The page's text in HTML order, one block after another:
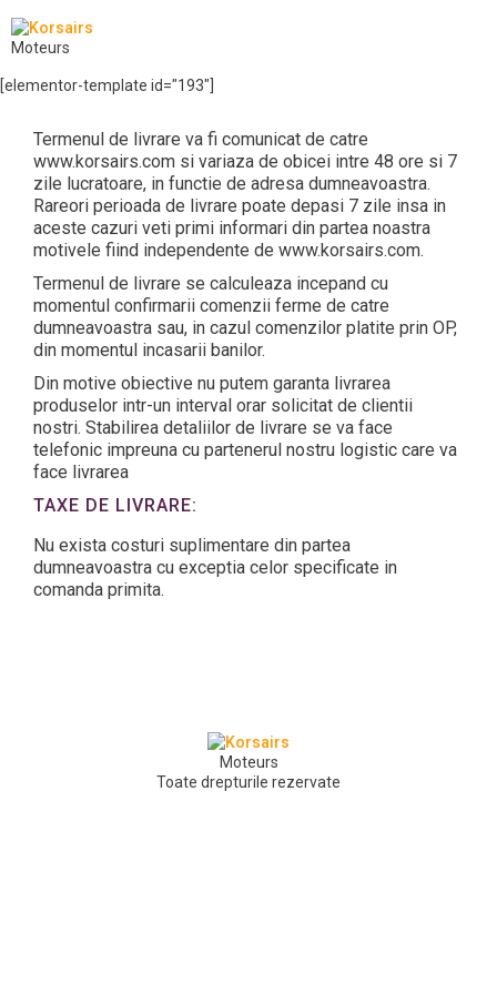
Moteurs
[elementor-template id="193"]
Termenul de livrare va fi comunicat de catre
www.korsairs.com si variaza de obicei intre 48 ore si 7
zile lucratoare, in functie de adresa dumneavoastra.
Rareori perioada de livrare poate depasi 7 zile insa in
aceste cazuri veti primi informari din partea noastra
motivele fiind independente de www.korsairs.com.
Termenul de livrare se calculeaza incepand cu
momentul confirmarii comenzii ferme de catre
dumneavoastra sau, in cazul comenzilor platite prin OP,
din momentul incasarii banilor.
Din motive obiective nu putem garanta livrarea
produselor intr-un interval orar solicitat de clientii
nostri. Stabilirea detaliilor de livrare se va face
telefonic impreuna cu partenerul nostru logistic care va
face livrarea
TAXE DE LIVRARE:
Nu exista costuri suplimentare din partea
dumneavoastra cu exceptia celor specificate in
comanda primita.
Moteurs
Toate drepturile rezervate